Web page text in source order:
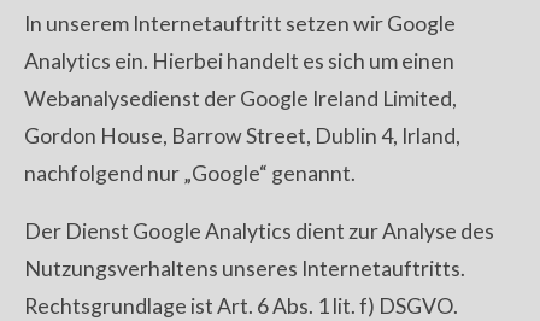
In unserem Internetauftritt setzen wir Google
Analytics ein. Hierbei handelt es sich um einen
Webanalysedienst der Google Ireland Limited,
Gordon House, Barrow Street, Dublin 4, Irland,
nachfolgend nur „Google“ genannt.
Der Dienst Google Analytics dient zur Analyse des
Nutzungsverhaltens unseres Internetauftritts.
Rechtsgrundlage ist Art. 6 Abs. 1 lit. f) DSGVO.